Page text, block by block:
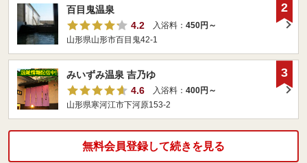
百目鬼温泉
4.2
入浴料： 450円～
山形県山形市百目鬼42-1
2
みいずみ温泉 吉乃ゆ
4.6
入浴料： 400円～
山形県寒河江市下河原153-2
3
無料会員登録して続きを見る